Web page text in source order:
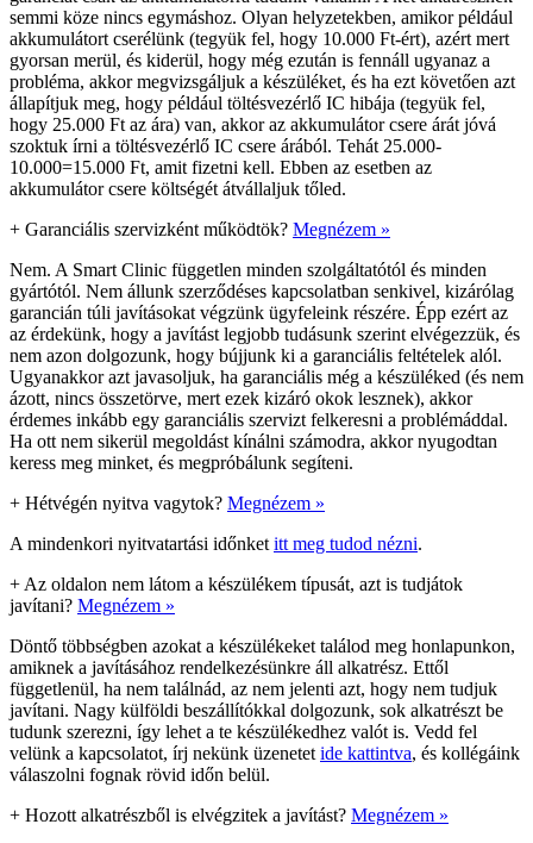
semmi köze nincs egymáshoz. Olyan helyzetekben, amikor például
akkumulátort cserélünk (tegyük fel, hogy 10.000 Ft-ért), azért mert
gyorsan merül, és kiderül, hogy még ezután is fennáll ugyanaz a
probléma, akkor megvizsgáljuk a készüléket, és ha ezt követően azt
állapítjuk meg, hogy például töltésvezérlő IC hibája (tegyük fel,
hogy 25.000 Ft az ára) van, akkor az akkumulátor csere árát jóvá
szoktuk írni a töltésvezérlő IC csere árából. Tehát 25.000-
10.000=15.000 Ft, amit fizetni kell. Ebben az esetben az
akkumulátor csere költségét átvállaljuk tőled.
+ Garanciális szervizként működtök? Megnézem »
Nem. A Smart Clinic független minden szolgáltatótól és minden
gyártótól. Nem állunk szerződéses kapcsolatban senkivel, kizárólag
garancián túli javításokat végzünk ügyfeleink részére. Épp ezért az
az érdekünk, hogy a javítást legjobb tudásunk szerint elvégezzük, és
nem azon dolgozunk, hogy bújjunk ki a garanciális feltételek alól.
Ugyanakkor azt javasoljuk, ha garanciális még a készüléked (és nem
ázott, nincs összetörve, mert ezek kizáró okok lesznek), akkor
érdemes inkább egy garanciális szervizt felkeresni a problémáddal.
Ha ott nem sikerül megoldást kínálni számodra, akkor nyugodtan
keress meg minket, és megpróbálunk segíteni.
+ Hétvégén nyitva vagytok? Megnézem »
A mindenkori nyitvatartási időnket itt meg tudod nézni.
+ Az oldalon nem látom a készülékem típusát, azt is tudjátok
javítani? Megnézem »
Döntő többségben azokat a készülékeket találod meg honlapunkon,
amiknek a javításához rendelkezésünkre áll alkatrész. Ettől
függetlenül, ha nem találnád, az nem jelenti azt, hogy nem tudjuk
javítani. Nagy külföldi beszállítókkal dolgozunk, sok alkatrészt be
tudunk szerezni, így lehet a te készülékedhez valót is. Vedd fel
velünk a kapcsolatot, írj nekünk üzenetet ide kattintva, és kollégáink
válaszolni fognak rövid időn belül.
+ Hozott alkatrészből is elvégzitek a javítást? Megnézem »